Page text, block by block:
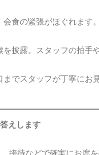
の緊張がほぐれます
披露。スタッフの拍手
でスタッフが丁寧にお
えします